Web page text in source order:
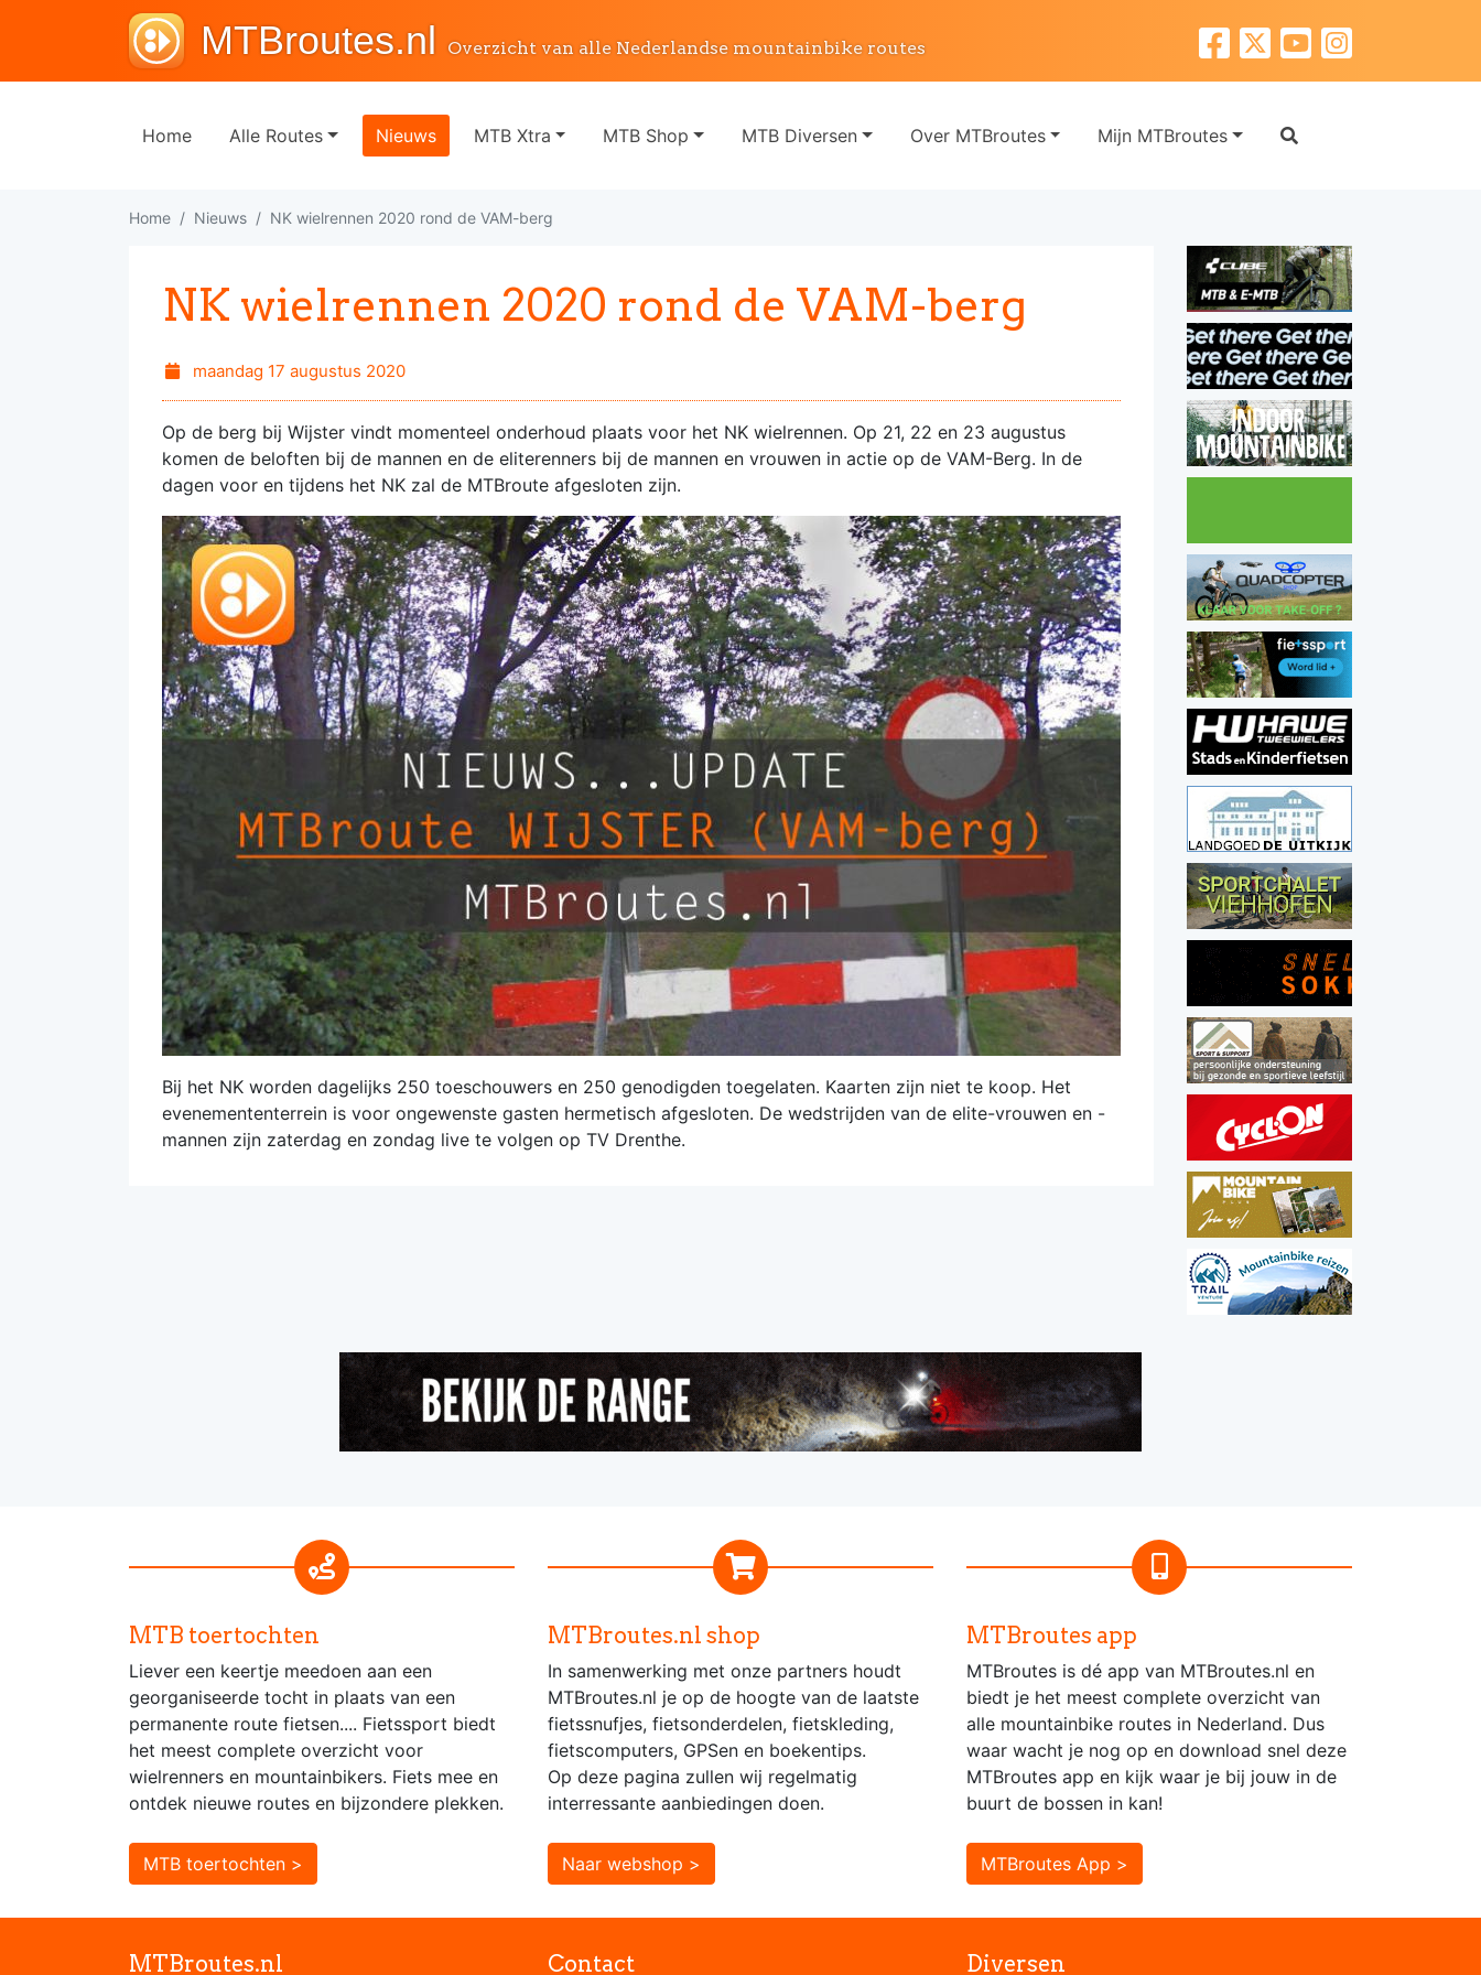
MTBroutes.nl Overzicht van alle Nederlandse mountainbike routes
Home Alle Routes Nieuws MTB Xtra MTB Shop MTB Diversen Over MTBroutes Mijn MTBroutes
Home Nieuws NK wielrennen 2020 rond de VAM-berg
NK wielrennen 2020 rond de VAM-berg
maandag 17 augustus 2020
Op de berg bij Wijster vindt momenteel onderhoud plaats voor het NK wielrennen. Op 21, 22 en 23 augustus
komen de beloften bij de mannen en de eliterenners bij de mannen en vrouwen in actie op de VAM-Berg. In de
dagen voor en tijdens het NK zal de MTBroute afgesloten zijn.
Bij het NK worden dagelijks 250 toeschouwers en 250 genodigden toegelaten. Kaarten zijn niet te koop. Het
evenemententerrein is voor ongewenste gasten hermetisch afgesloten. De wedstrijden van de elite-vrouwen en -
mannen zijn zaterdag en zondag live te volgen op TV Drenthe.
MTB toertochten
Liever een keertje meedoen aan een
georganiseerde tocht in plaats van een
permanente route fietsen.... Fietssport biedt
het meest complete overzicht voor
wielrenners en mountainbikers. Fiets mee en
ontdek nieuwe routes en bijzondere plekken.
MTB toertochten >
MTBroutes.nl shop
In samenwerking met onze partners houdt
MTBroutes.nl je op de hoogte van de laatste
fietssnufjes, fietsonderdelen, fietskleding,
fietscomputers, GPSen en boekentips.
Op deze pagina zullen wij regelmatig
interressante aanbiedingen doen.
Naar webshop >
MTBroutes app
MTBroutes is dé app van MTBroutes.nl en
biedt je het meest complete overzicht van
alle mountainbike routes in Nederland. Dus
waar wacht je nog op en download snel deze
MTBroutes app en kijk waar je bij jouw in de
buurt de bossen in kan!
MTBroutes App >
MTBroutes.nl Contact Diversen